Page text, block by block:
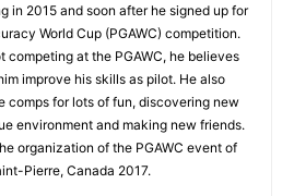
in 2015 and soon after he signed up for
World Cup (PGAWC) competition.
competing at the PGAWC, he believes
improve his skills as pilot. He also
comps for lots of fun, discovering new
environment and making new friends.
organization of the PGAWC event of
Pierre, Canada 2017.